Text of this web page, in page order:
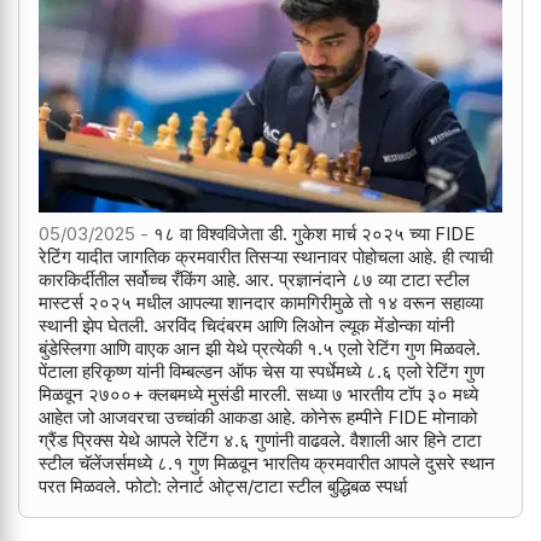
05/03/2025 - १८ वा विश्वविजेता डी. गुकेश मार्च २०२५ च्या FIDE
रेटिंग यादीत जागतिक क्रमवारीत तिसऱ्या स्थानावर पोहोचला आहे. ही त्याची
कारकिर्दीतील सर्वोच्च रँकिंग आहे. आर. प्रज्ञानंदाने ८७ व्या टाटा स्टील
मास्टर्स २०२५ मधील आपल्या शानदार कामगिरीमुळे तो १४ वरून सहाव्या
स्थानी झेप घेतली. अरविंद चिदंबरम आणि लिओन ल्यूक मेंडोन्का यांनी
बुंडेस्लिगा आणि वाएक आन झी येथे प्रत्येकी १.५ एलो रेटिंग गुण मिळवले.
पेंटाला हरिकृष्ण यांनी विम्बल्डन ऑफ चेस या स्पर्धेमध्ये ८.६ एलो रेटिंग गुण
मिळवून २७००+ क्लबमध्ये मुसंडी मारली. सध्या ७ भारतीय टॉप ३० मध्ये
आहेत जो आजवरचा उच्चांकी आकडा आहे. कोनेरू हम्पीने FIDE मोनाको
ग्रैंड प्रिक्स येथे आपले रेटिंग ४.६ गुणांनी वाढवले. वैशाली आर हिने टाटा
स्टील चॅलेंजर्समध्ये ८.१ गुण मिळवून भारतिय क्रमवारीत आपले दुसरे स्थान
परत मिळवले. फोटो: लेनार्ट ओट्स/टाटा स्टील बुद्धिबळ स्पर्धा